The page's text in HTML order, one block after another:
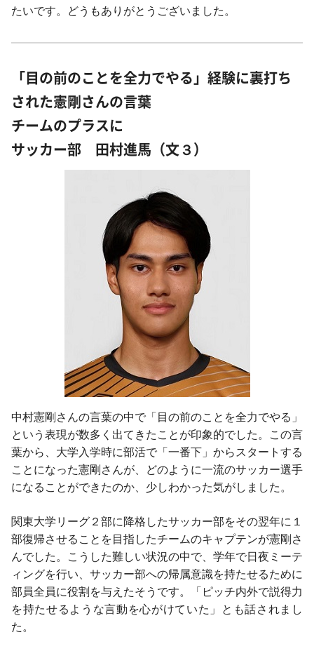
たいです。どうもありがとうございました。
「目の前のことを全力でやる」経験に裏打ち
された憲剛さんの言葉
チームのプラスに
サッカー部 田村進馬（文３）
中村憲剛さんの言葉の中で「目の前のことを全力でやる」
という表現が数多く出てきたことが印象的でした。この言
葉から、大学入学時に部活で「一番下」からスタートする
ことになった憲剛さんが、どのように一流のサッカー選手
になることができたのか、少しわかった気がしました。
関東大学リーグ２部に降格したサッカー部をその翌年に１
部復帰させることを目指したチームのキャプテンが憲剛さ
んでした。こうした難しい状況の中で、学年で日夜ミーテ
ィングを行い、サッカー部への帰属意識を持たせるために
部員全員に役割を与えたそうです。「ピッチ内外で説得力
を持たせるような言動を心がけていた」とも話されまし
た。